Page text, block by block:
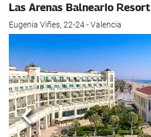
Las Arenas Balneario Resort
Eugenia Viñes, 22-24 - Valencia
Föregående